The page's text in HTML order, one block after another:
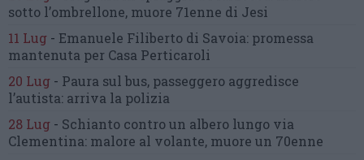
sotto l’ombrellone, muore 71enne di Jesi
11 Lug - Emanuele Filiberto di Savoia: promessa
mantenuta per Casa Perticaroli
20 Lug - Paura sul bus, passeggero aggredisce
l’autista: arriva la polizia
28 Lug - Schianto contro un albero lungo via
Clementina: malore al volante, muore un 70enne